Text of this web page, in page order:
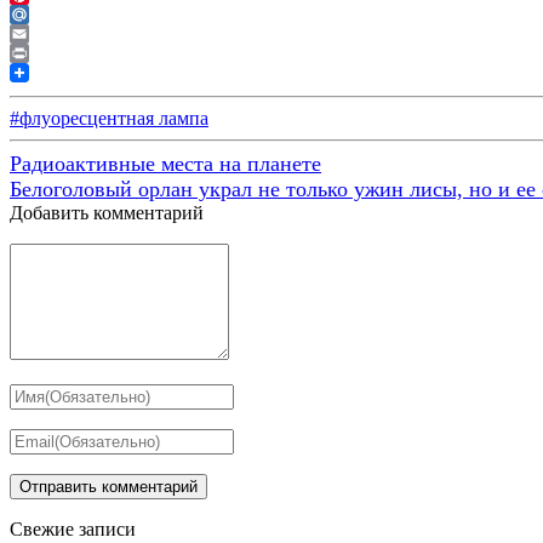
Pinterest
Mail.Ru
Email
Print
#флуоресцентная лампа
Радиоактивные места на планете
Белоголовый орлан украл не только ужин лисы, но и ее
Добавить комментарий
Свежие записи